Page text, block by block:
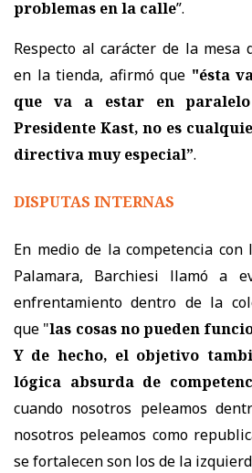
problemas en la calle”.
Respecto al carácter de la mesa
en la tienda, afirmó que "ésta
que va a estar en
Presidente Kast, no es
directiva muy especial”.
DISPUTAS INTERNAS
En medio de la competencia
Palamara, Barchiesi llamó a
enfrentamiento dentro de la
que "las cosas no pueden
Y de hecho, el objetivo
lógica absurda de
cuando nosotros peleamos
nosotros peleamos como
se fortalecen son los de la